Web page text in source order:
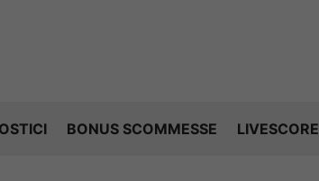
BONUS SCOMMESSE LIVESCORE